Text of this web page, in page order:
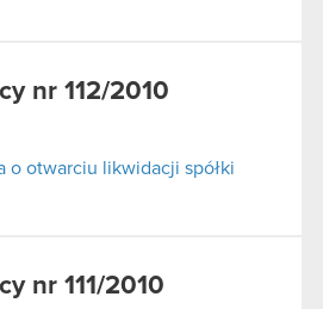
nr 112/2010
o otwarciu likwidacji spółki
nr 111/2010